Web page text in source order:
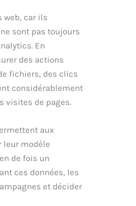
web, car ils
sont pas toujours
En
des actions
fichiers, des clics
considérablement
visites de pages.
aux
leur modèle
de fois un
ces données, les
et décider